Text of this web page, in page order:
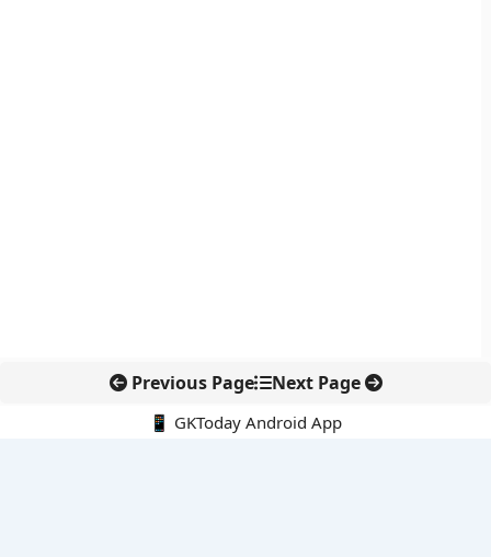
Previous Page Next Page
📱 GKToday Android App